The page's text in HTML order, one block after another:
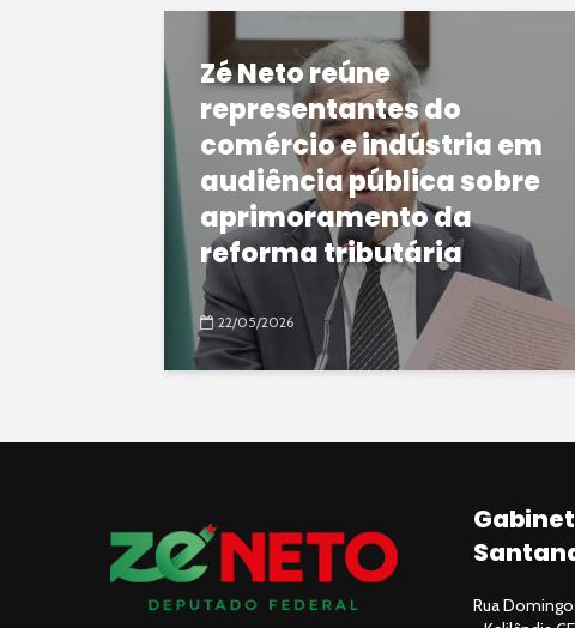
Zé Neto reúne
representantes do
comércio e indústria em
audiência pública sobre
aprimoramento da
reforma tributária
22/05/2026
Rua